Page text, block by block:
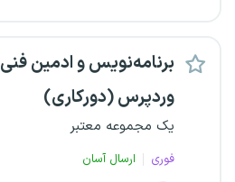
برنامه‌نویس و ادمین فنی
وردپرس (دورکاری)
یک مجموعه معتبر
فوری
ارسال آسان